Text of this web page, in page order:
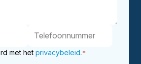
met het privacybeleid.*